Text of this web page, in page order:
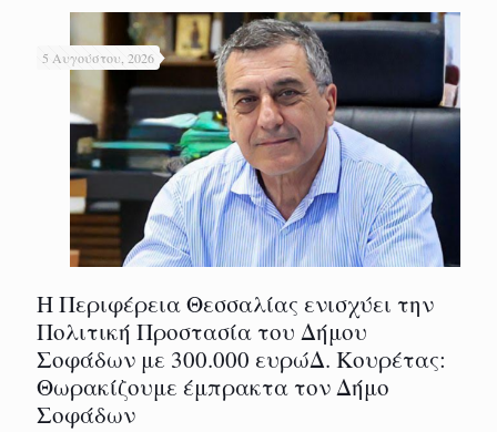
5 Αυγούστου, 2026
Η Περιφέρεια Θεσσαλίας ενισχύει την
Πολιτική Προστασία του Δήμου
Σοφάδων με 300.000 ευρώΔ. Κουρέτας:
Θωρακίζουμε έμπρακτα τον Δήμο
Σοφάδων